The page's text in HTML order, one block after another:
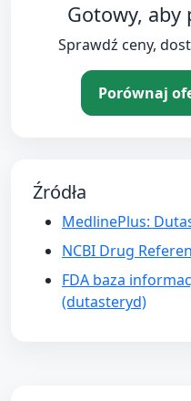
Gotowy, aby
Sprawdź ceny,
Porównaj
Źródła
MedlinePlus:
NCBI Drug
FDA baza
(dutasteryd)